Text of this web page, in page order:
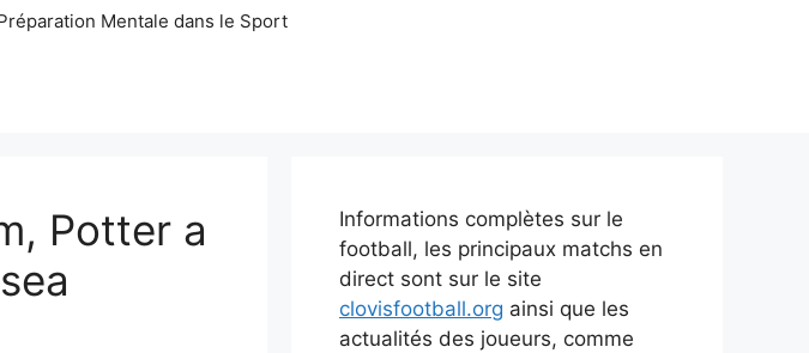
Mentale dans le Sport
Potter a
Informations complètes sur le
football, les principaux matchs en
direct sont sur le site
clovisfootball.org ainsi que les
actualités des joueurs, comme